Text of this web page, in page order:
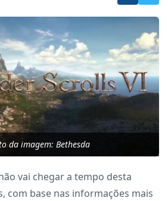
da imagem: Bethesda
vai chegar a tempo desta
com base nas informações mais